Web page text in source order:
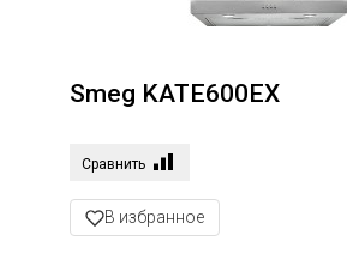
Smeg KATE600EX
Сравнить
В избранное